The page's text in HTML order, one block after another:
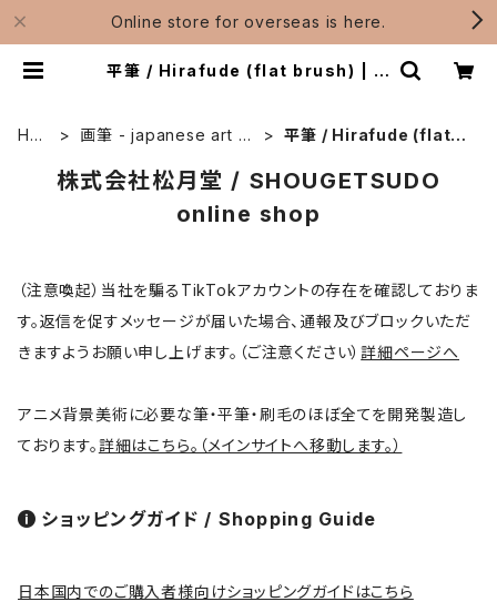
Online store for overseas is here.
平筆 / Hirafude (flat brush) | 松
HO
画筆 - japanese art br
平筆 / Hirafude (flat b
株式会社松月堂 / SHOUGETSUDO
online shop
（注意喚起）当社を騙るTikTokアカウントの存在を確認しておりま
す。返信を促すメッセージが届いた場合、通報及びブロックいただ
きますようお願い申し上げます。（ご注意ください）詳細ページへ
アニメ背景美術に必要な筆・平筆・刷毛のほぼ全てを開発製造し
ております。詳細はこちら。（メインサイトへ移動します。）
ショッピングガイド / Shopping Guide
日本国内でのご購入者様向けショッピングガイドはこちら